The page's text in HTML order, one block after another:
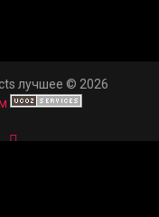
лучшее © 2026